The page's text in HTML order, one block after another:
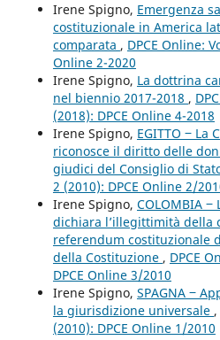
Irene Spigno, Emergenza
costituzionale in America
comparata , DPCE Online:
Online 2-2020
Irene Spigno, La dottrina
nel biennio 2017-2018 ,
(2018): DPCE Online 4-2018
Irene Spigno, EGITTO ‒ La
riconosce il diritto delle
giudici del Consiglio di
2 (2010): DPCE Online 2/
Irene Spigno, COLOMBIA
dichiara l’illegittimità della
referendum costituzionale
della Costituzione , DPCE
DPCE Online 3/2010
Irene Spigno, SPAGNA ‒
la giurisdizione universale ,
(2010): DPCE Online 1/2010